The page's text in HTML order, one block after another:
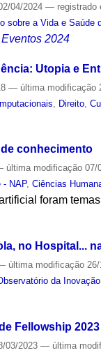
04/2024— registrado
sobre a Vida e Saúde
Eventos 2024
Utopia e
— última modificação
Direito ,
conhecimento
última modificação 07/
- NAP,Ciências
foram
no Hospital...
última modificação
da
Fellowship 2023
03/2023— última